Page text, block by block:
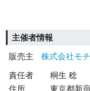
主催者情報
販売主
株式会社モ
責任者
桐生 稔
住所
東京都新